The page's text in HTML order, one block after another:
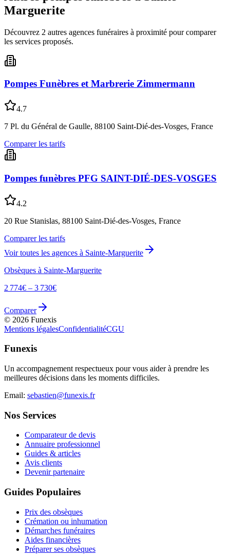
Marguerite
Découvrez 2 autres agences funéraires à proximité pour comparer
les services proposés.
Pompes Funèbres et Marbrerie Zimmermann
4.7
7 Pl. du Général de Gaulle, 88100 Saint-Dié-des-Vosges, France
Comparer les tarifs
Pompes funèbres PFG SAINT-DIÉ-DES-VOSGES
4.2
20 Rue Stanislas, 88100 Saint-Dié-des-Vosges, France
Comparer les tarifs
Voir toutes les agences à Sainte-Marguerite
Obsèques à Sainte-Marguerite
2 774€ – 3 730€
Comparer
© 2026 Funexis
Mentions légalesConfidentialitéCGU
Funexis
Un accompagnement respectueux pour vous aider à prendre les
meilleures décisions dans les moments difficiles.
Email: sebastien@funexis.fr
Nos Services
Comparateur de devis
Annuaire professionnel
Guides & articles
Avis clients
Devenir partenaire
Guides Populaires
Prix des obsèques
Crémation ou inhumation
Démarches funéraires
Aides financières
Préparer ses obsèques